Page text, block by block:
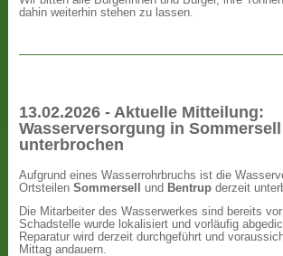
dahin weiterhin stehen zu lassen.
13.02.2026 - Aktuelle Mitteilung:
Wasserversorgung in
unterbrochen
Aufgrund eines Wasserrohrbruchs ist die
OrtsteilenSommersell und Bentrup derzeit
Die Mitarbeiter des Wasserwerkes sind bereits
Schadstelle wurde lokalisiert und vorläufig
Reparatur wird derzeit durchgeführt und
Mittag andauern.